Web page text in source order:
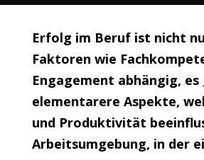
Erfolg im Beruf ist nicht
Faktoren wie
Engagement abhängig,
elementarere Aspekte,
und Produktivität
Arbeitsumgebung, in der